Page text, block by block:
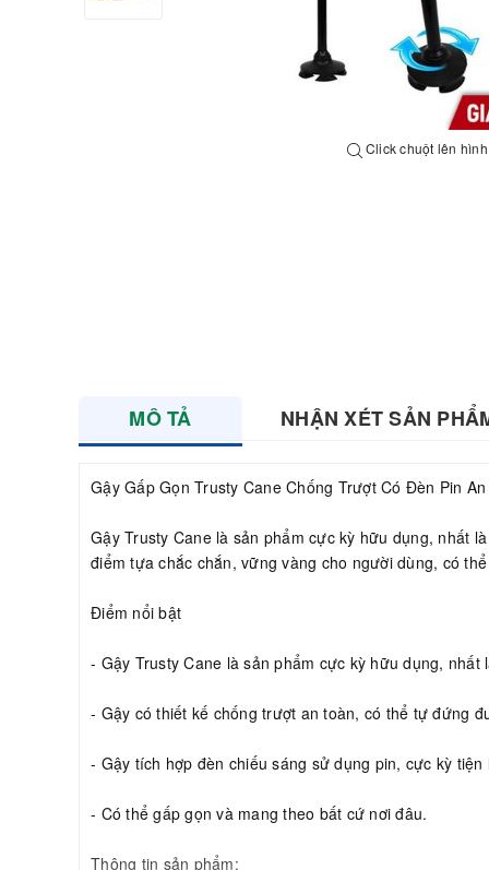
Click chuột lên
MÔ TẢ NHẬN XÉT SẢN
Gậy Gấp Gọn Trusty Cane Chống Trượt Có Đèn Pin
Gậy Trusty Cane là sản phẩm cực kỳ hữu dụng, nhất
điểm tựa chắc chắn, vững vàng cho người dùng, có
Điểm nổi bật
- Gậy Trusty Cane là sản phẩm cực kỳ hữu dụng,
- Gậy có thiết kế chống trượt an toàn, có thể tự đứng
- Gậy tích hợp đèn chiếu sáng sử dụng pin, cực kỳ
- Có thể gấp gọn và mang theo bất cứ nơi đâu.
Thông tin sản phẩm: